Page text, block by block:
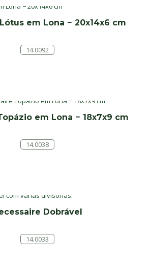
em Lona − 20x14x6 cm
14.0092
em Lona − 18x7x9 cm
14.0038
Dobrável
14.0033